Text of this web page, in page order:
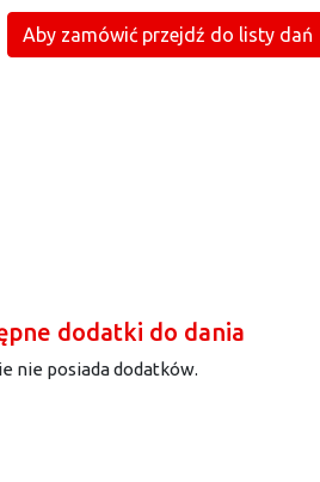
Aby zamówić przejdź do listy dań
dodatki do dania
nie posiada dodatków.